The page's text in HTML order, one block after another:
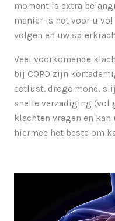
moment is extra
manier is het voor u
volgen en uw
Veel voorkomende
bij COPD zijn
eetlust, droge mond,
snelle verzadiging (vol
klachten vragen en kan
hiermee het beste om